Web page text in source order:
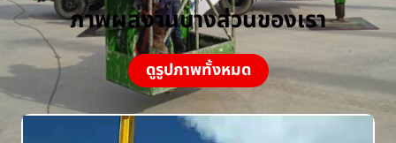
ภาพผลงานบางส่วนของเรา
ดูรูปภาพทั้งหมด